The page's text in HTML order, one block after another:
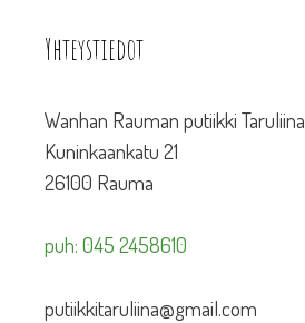
Yhteystiedot
Wanhan Rauman putiikki Taruliina
Kuninkaankatu 21
26100 Rauma
puh: 045 2458610
putiikkitaruliina@gmail.com